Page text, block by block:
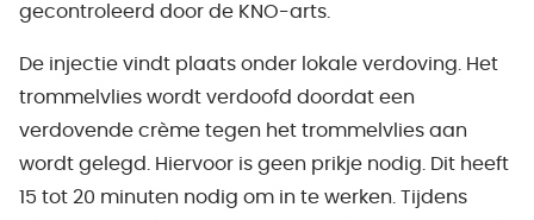
gecontroleerd door de KNO-arts.
De injectie vindt plaats onder lokale verdoving. Het
trommelvlies wordt verdoofd doordat een
verdovende crème tegen het trommelvlies aan
wordt gelegd. Hiervoor is geen prikje nodig. Dit heeft
15 tot 20 minuten nodig om in te werken. Tijdens